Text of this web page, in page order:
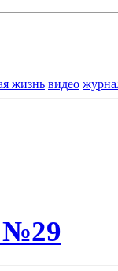
жизнь видео
№29